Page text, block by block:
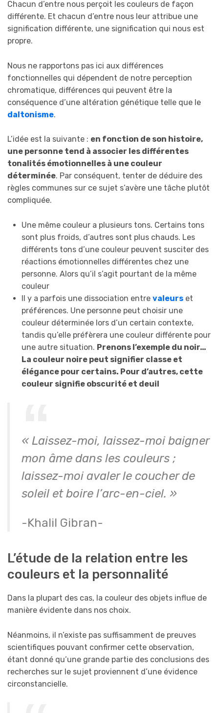
Chacun d’entre nous perçoit les couleurs de façon
différente. Et chacun d’entre nous leur attribue une
signification différente, une signification qui nous est
propre.
Nous ne rapportons pas ici aux différences
fonctionnelles qui dépendent de notre perception
chromatique, différences qui peuvent être la
conséquence d’une altération génétique telle que le
daltonisme.
L’idée est la suivante : en fonction de son histoire,
une personne tend à associer les différentes
tonalités émotionnelles à une couleur
déterminée. Par conséquent, tenter de déduire des
règles communes sur ce sujet s’avère une tâche plutôt
compliquée.
Une même couleur a plusieurs tons. Certains tons
sont plus froids, d’autres sont plus chauds. Les
différents tons d’une couleur peuvent susciter des
réactions émotionnelles différentes chez une
personne. Alors qu’il s’agit pourtant de la même
couleur
Il y a parfois une dissociation entre valeurset
préférences. Une personne peut choisir une
couleur déterminée lors d’un certain contexte,
tandis qu’elle préfèrera une couleur différente pour
une autre situation. Prenons l’exemple du noir…
La couleur noire peut signifier classe et
élégance pour certains. Pour d’autres, cette
couleur signifie obscurité et deuil
« Laissez-moi, laissez-moi baigner
mon âme dans les couleurs ;
laissez-moi avaler le coucher de
soleil et boire l’arc-en-ciel. »
-Khalil Gibran-
L’étude de la relation entre les
couleurs et la personnalité
Dans la plupart des cas, la couleur des objets influe de
manière évidente dans nos choix.
Néanmoins, il n’existe pas suffisamment de preuves
scientifiques pouvant confirmer cette observation,
étant donné qu’une grande partie des conclusions des
recherches sur le sujet proviennent d’une évidence
circonstancielle.